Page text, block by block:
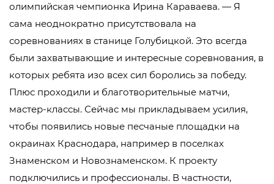
олимпийская чемпионка Ирина Караваева. — Я
сама неоднократно присутствовала на
соревнованиях в станице Голубицкой. Это всегда
были захватывающие и интересные соревнования, в
которых ребята изо всех сил боролись за победу.
Плюс проходили и благотворительные матчи,
мастер-классы. Сейчас мы прикладываем усилия,
чтобы появились новые песчаные площадки на
окраинах Краснодара, например в поселках
Знаменском и Новознаменском. К проекту
подключились и профессионалы. В частности,